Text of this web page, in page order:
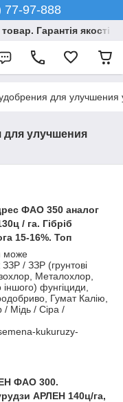
77-97-888
Гарантія якості
для улучшения
для улучшения
ФАО 350 аналог
/ га. Гібріб
15-16%. Топ
може
/ ЗЗР (грунтові
Металохлор,
фунгіциди,
Гумат Калію,
/ Мідь / Сіра /
kukuruzy-
ФАО 300.
АРЛЕН 140ц/га,